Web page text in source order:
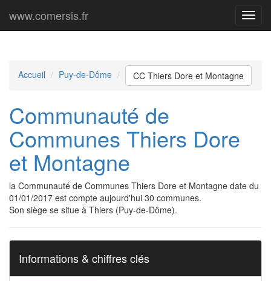
Menu
www.comersis.fr
Accueil Puy-de-Dôme CC Thiers Dore et Montagne
Communauté de
Communes Thiers Dore
et Montagne
la Communauté de Communes Thiers Dore et Montagne date du
01/01/2017 est compte aujourd'hui 30 communes.
Son siège se situe à Thiers (Puy-de-Dôme).
Informations & chiffres clés